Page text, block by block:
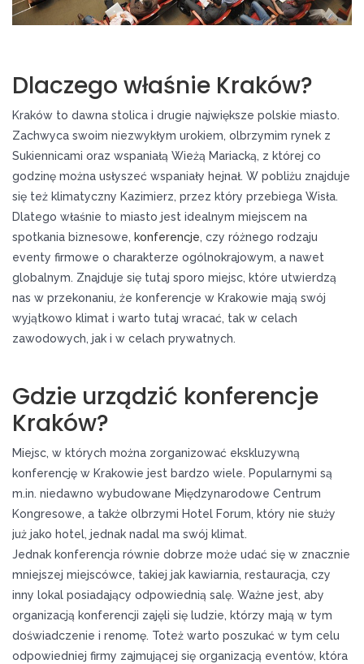
Dlaczego właśnie Kraków?
Kraków to dawna stolica i drugie największe polskie miasto.
Zachwyca swoim niezwykłym urokiem, olbrzymim rynek z
Sukiennicami oraz wspaniałą Wieżą Mariacką, z której co
godzinę można usłyszeć wspaniały hejnał. W pobliżu znajduje
się też klimatyczny Kazimierz, przez który przebiega Wisła.
Dlatego właśnie to miasto jest idealnym miejscem na
spotkania biznesowe, konferencje, czy różnego rodzaju
eventy firmowe o charakterze ogólnokrajowym, a nawet
globalnym. Znajduje się tutaj sporo miejsc, które utwierdzą
nas w przekonaniu, że konferencje w Krakowie mają swój
wyjątkowo klimat i warto tutaj wracać, tak w celach
zawodowych, jak i w celach prywatnych.
Gdzie urządzić konferencje
Kraków?
Miejsc, w których można zorganizować ekskluzywną
konferencję w Krakowie jest bardzo wiele. Popularnymi są
m.in. niedawno wybudowane Międzynarodowe Centrum
Kongresowe, a także olbrzymi Hotel Forum, który nie służy
już jako hotel, jednak nadal ma swój klimat.
Jednak konferencja równie dobrze może udać się w znacznie
mniejszej miejscówce, takiej jak kawiarnia, restauracja, czy
inny lokal posiadający odpowiednią salę. Ważne jest, aby
organizacją konferencji zajęli się ludzie, którzy mają w tym
doświadczenie i renomę. Toteż warto poszukać w tym celu
odpowiedniej firmy zajmującej się organizacją eventów, która